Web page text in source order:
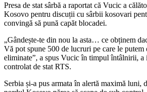
Presa de stat sârbă a raportat că Vucic a
Kosovo pentru discuții cu sârbii kosovari
convingă să pună capăt blocadei.
„Gândește-te din nou la asta… ce obținem
Vă pot spune 500 de lucruri pe care le putem
eliminate”, a spus Vucic în timpul întâlnirii,
controlat de stat RTS.
Serbia și-a pus armata în alertă maximă luni,